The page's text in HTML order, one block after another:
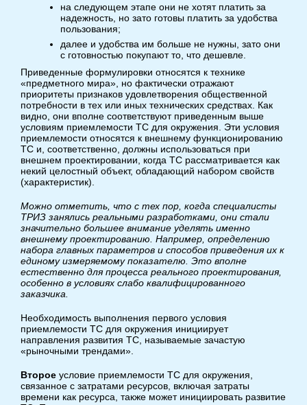
на следующем этапе они не хотят платить за
надежность, но зато готовы платить за удобства
пользования;
далее и удобства им больше не нужны, зато они
с готовностью покупают то, что дешевле.
Приведенные формулировки относятся к технике
«предметного мира», но фактически отражают
приоритеты признаков удовлетворения общественной
потребности в тех или иных технических средствах. Как
видно, они вполне соответствуют приведенным выше
условиям приемлемости ТС для окружения. Эти условия
приемлемости относятся к внешнему функционированию
ТС и, соответственно, должны использоваться при
внешнем проектировании, когда ТС рассматривается как
некий целостный объект, обладающий набором свойств
(характеристик).
Можно отметить, что с тех пор, когда специалисты
ТРИЗ занялись реальными разработками, они стали
значительно большее внимание уделять именно
внешнему проектированию. Например, определению
набора главных параметров и способов приведения их к
единому измеряемому показателю. Это вполне
естественно для процесса реального проектирования,
особенно в условиях слабо квалифицированного
заказчика.
Необходимость выполнения первого условия
приемлемости ТС для окружения инициирует
направления развития ТС, называемые зачастую
«рыночными трендами».
Второе условие приемлемости ТС для окружения,
связанное с затратами ресурсов, включая затраты
времени как ресурса, также может инициировать развитие